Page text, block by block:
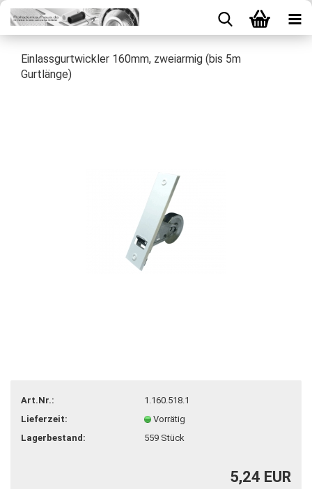
Einlassgurtwickler 160mm, zweiarmig (bis 5m
Gurtlänge)
Art.Nr.:
1.160.518.1
Lieferzeit:
Vorrätig
Lagerbestand:
559 Stück
5,24 EUR